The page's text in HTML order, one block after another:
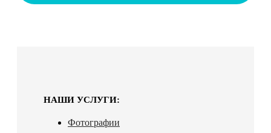
НАШИ УСЛУГИ:
Фотографии